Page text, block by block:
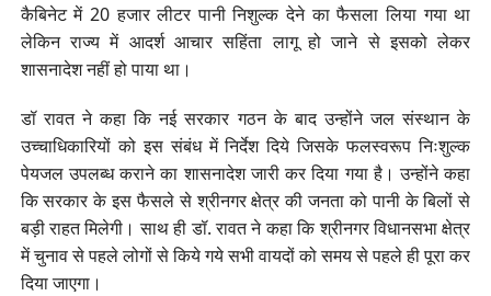
कैबिनेट में 20 हजार लीटर पानी निशुल्क देने का फैसला लिया गया था
लेकिन राज्य में आदर्श आचार सहिंता लागू हो जाने से इसको लेकर
शासनादेश नहीं हो पाया था।
डॉ रावत ने कहा कि नई सरकार गठन के बाद उन्होंने जल संस्थान के
उच्चाधिकारियों को इस संबंध में निर्देश दिये जिसके फलस्वरूप निःशुल्क
पेयजल उपलब्ध कराने का शासनादेश जारी कर दिया गया है। उन्होंने कहा
कि सरकार के इस फैसले से श्रीनगर क्षेत्र की जनता को पानी के बिलों से
बड़ी राहत मिलेगी। साथ ही डॉ. रावत ने कहा कि श्रीनगर विधानसभा क्षेत्र
में चुनाव से पहले लोगों से किये गये सभी वायदों को समय से पहले ही पूरा कर
दिया जाएगा।